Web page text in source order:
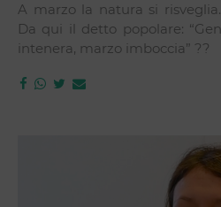
A marzo la natura si
Da qui il detto popolare:
intenera, marzo imboccia” ??